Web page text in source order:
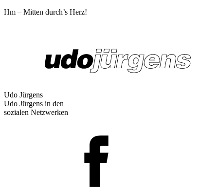
Hm – Mitten durch’s Herz!
Udo Jürgens
Udo Jürgens in den
sozialen Netzwerken